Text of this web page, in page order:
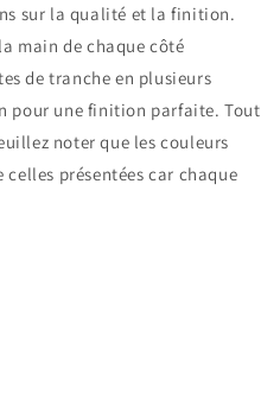
sur la qualité et la finition.
main de chaque côté
de tranche en plusieurs
pour une finition parfaite. Tout
noter que les couleurs
présentées car chaque
et afficher vos